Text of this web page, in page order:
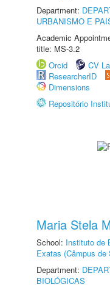
Department:
URBANISMO E
Academic
title: MS-3.2
Orcid
CV
ResearcherID
Dimensions
Repositório
Maria Stela
School: Instituto de
Exatas (Câmpus
Department:
BIOLÓGICAS